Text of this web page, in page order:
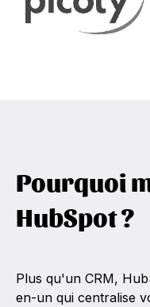
Pourquoi
HubSpot ?
Plus qu'un CRM,
en-un qui centralise